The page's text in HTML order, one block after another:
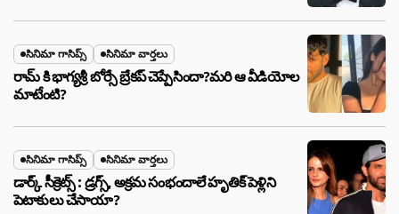
సినిమా గాసిప్స్ సినిమా వార్తలు
రామ్ కి భాగ్యశ్రీ బోర్సే బ్రేకప్ చెప్పేసిందా?మరి ఆ వీడియోల
మాటేంటి?
సినిమా గాసిప్స్ సినిమా వార్తలు
డార్క్ సీక్రెట్స్ : డ్రగ్స్, అక్రమ సంభందాలే హృతిక్ పెళ్లిని
పెటాకులు చేసాయా?